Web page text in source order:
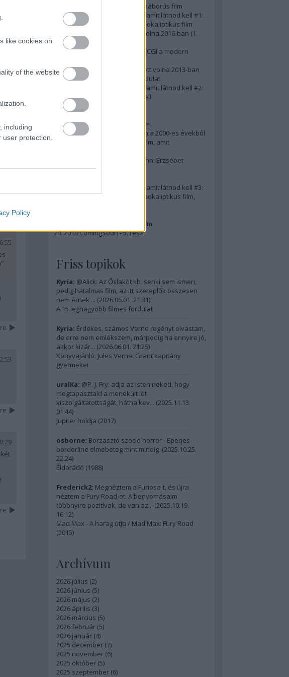
like cookies on
of the website
including
protection.
Policy
A 10 legjobb második világháborús film
50 posztapokaliptikus film, amit látnod kell #1:
A 10 legkreatívabb posztapokaliptikus film
20 film, amit látnod kellett volna 2016-ban (1.
rész)
Ezért néz ki borzasztóan a CGI a modern
15(+1) film, amit látnod kellett volna 2013-ban
A 15 legnagyobb filmes fordulat
50 posztapokaliptikus film, amit látnod kell #2:
10 zombifilm, amit látnod kell
A 10 legjobb gengszterfilm
A 10 legjobb Brad Pitt-film
A 10 legjobb Mel Gibson-film
Az igazi 10 legjobb akciófilm a 2000-es évekből
10 iszonyatos magyar filmcím, amit
Könyvkritika: Brigitte Hamann: Erzsébet
királyné (2019)
50 posztapokaliptikus film, amit látnod kell #3:
10 (nem is annyira) posztapokaliptikus film,
A 10 legjobb Matt Damon-film
2014 ComingSoon - 5. rész
Friss topikok
Kyria: @Alick: Az Őslakót kb. senki sem ismeri,
pedig hatalmas film, az itt szereplők összesen
nem érnek ... (2026.06.01. 21:31)
A 15 legnagyobb filmes fordulat
Kyria: Érdekes, számos Verne regényt olvastam,
de erre nem emlékszem, márpedig ha ennyire jó,
akkor kizár... (2026.06.01. 21:25)
Könyvajánló: Jules Verne: Grant kapitány
gyermekei
uralKa: @P. J. Fry: adja az Isten neked, hogy
megtapasztald a menekült lét
kiszolgáltatottságát, hátha kev... (2025.11.13.
01:44)
Jupiter holdja (2017)
osborne: Borzasztó szocio horror - Eperjes
borderline elmebeteg mint mindig. (2025.10.25.
22:24)
Eldorádó (1988)
Frederick2: Megnéztem a Furiosa-t, és újra
néztem a Fury Road-ot. A benyomásaim
többnyire pozitívak, de van az... (2025.10.19.
16:12)
Mad Max - A harag útja / Mad Max: Fury Road
(2015)
Archívum
2026 július (2)
2026 június (5)
2026 május (2)
2026 április (3)
2026 március (5)
2026 február (5)
2026 január (4)
2025 december (7)
2025 november (6)
2025 október (5)
2025 szeptember (6)